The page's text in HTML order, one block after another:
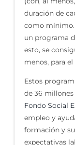
duración de
como mínimo.
un programa
esto, se
menos, para
Estos
de 36
Fondo Social
empleo y
formación y
expectativas